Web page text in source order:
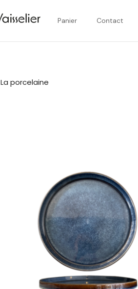
Panier Contact
La porcelaine